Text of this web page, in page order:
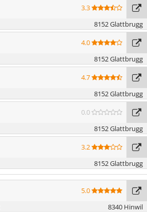
3.3
8152 Glattbrugg
4.0
8152 Glattbrugg
4.7
8152 Glattbrugg
0.0
8152 Glattbrugg
3.2
8152 Glattbrugg
5.0
8340 Hinwil